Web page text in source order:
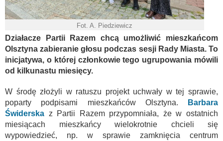
Fot. A. Piedziewicz
Działacze Partii Razem chcą umożliwić mieszkańcom
Olsztyna zabieranie głosu podczas sesji Rady Miasta. To
inicjatywa, o której członkowie tego ugrupowania mówili
od kilkunastu miesięcy.
W środę złożyli w ratuszu projekt uchwały w tej sprawie,
poparty podpisami mieszkańców Olsztyna.
Barbara
Świderska z Partii Razem przypomniała, że w ostatnich
miesiącach mieszkańcy wielokrotnie chcieli się
wypowiedzieć, np. w sprawie zamknięcia centrum